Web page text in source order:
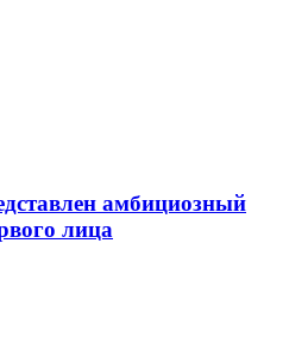
амбициозный
лица